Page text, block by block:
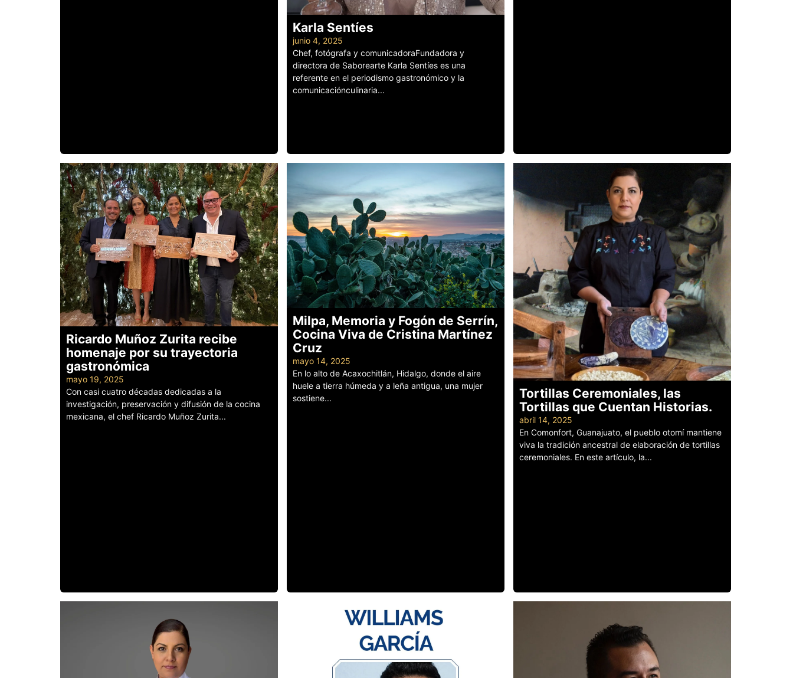
Karla Sentíes
junio 4, 2025
Chef, fotógrafa y comunicadoraFundadora y
directora de Saborearte Karla Sentíes es una
referente en el periodismo gastronómico y la
comunicaciónculinaria...
Ricardo Muñoz Zurita recibe
homenaje por su trayectoria
gastronómica
mayo 19, 2025
Con casi cuatro décadas dedicadas a la
investigación, preservación y difusión de la cocina
mexicana, el chef Ricardo Muñoz Zurita...
Milpa, Memoria y Fogón de Serrín,
Cocina Viva de Cristina Martínez
Cruz
mayo 14, 2025
En lo alto de Acaxochitlán, Hidalgo, donde el aire
huele a tierra húmeda y a leña antigua, una mujer
sostiene...
Tortillas Ceremoniales, las
Tortillas que Cuentan Historias.
abril 14, 2025
En Comonfort, Guanajuato, el pueblo otomí mantiene
viva la tradición ancestral de elaboración de tortillas
ceremoniales. En este artículo, la...